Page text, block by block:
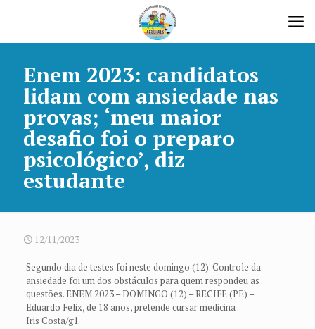
Enem 2023: candidatos
lidam com ansiedade nas
provas; ‘meu maior
desafio foi o preparo
psicológico’, diz
estudante
12/11/2023
Segundo dia de testes foi neste domingo (12). Controle da
ansiedade foi um dos obstáculos para quem respondeu as
questões. ENEM 2023 – DOMINGO (12) – RECIFE (PE) –
Eduardo Felix, de 18 anos, pretende cursar medicina
Iris Costa/g1